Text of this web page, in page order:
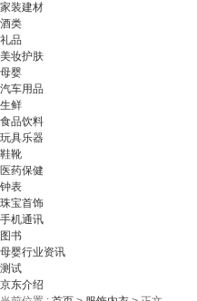
家装建材
酒类
礼品
美妆护肤
母婴
汽车用品
生鲜
食品饮料
玩具乐器
鞋靴
医药保健
钟表
珠宝首饰
手机通讯
图书
母婴行业资讯
测试
京东介绍